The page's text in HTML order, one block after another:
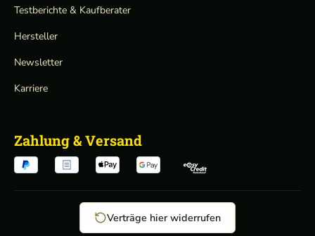
Testberichte & Kaufberater
Hersteller
Newsletter
Karriere
Zahlung & Versand
Verträge hier widerrufen